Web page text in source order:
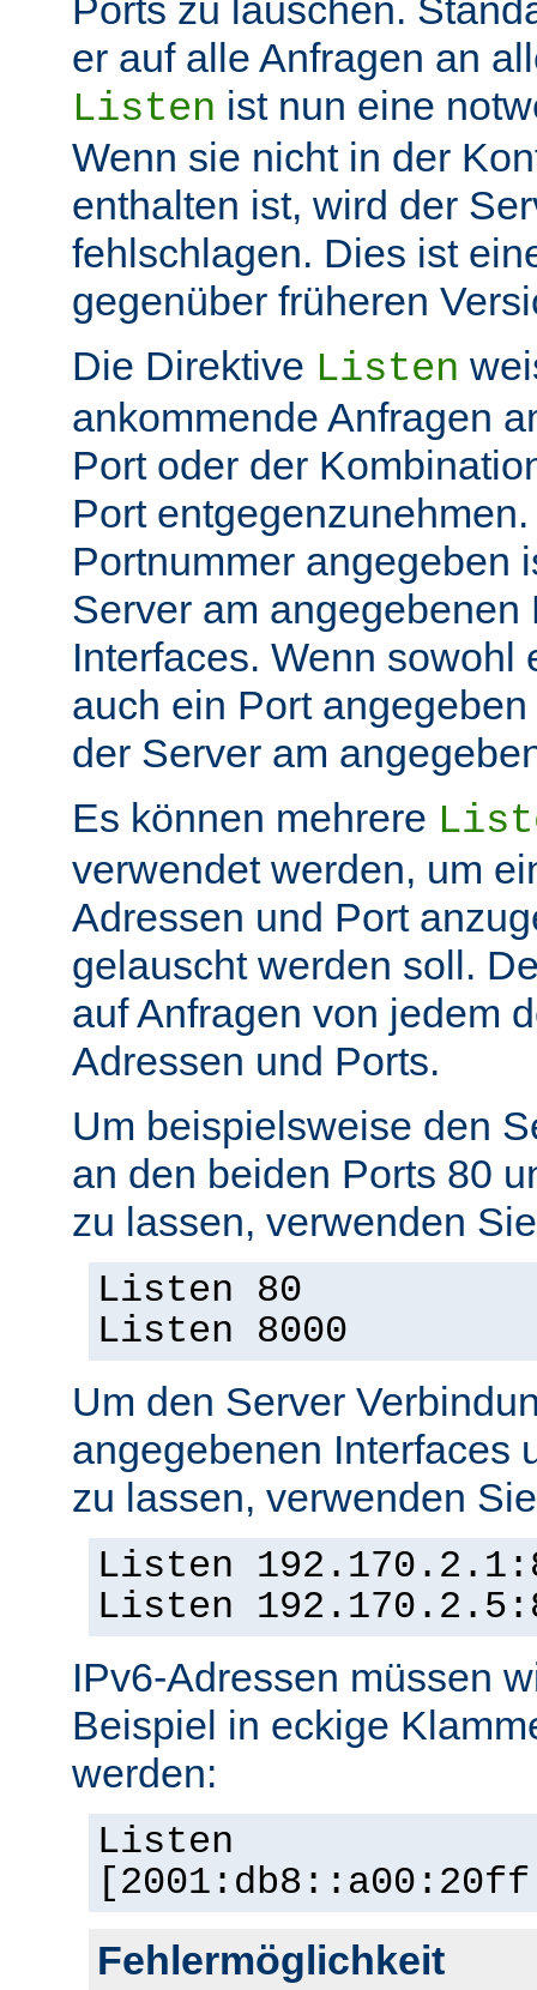
Ports zu lauschen.
er auf alle Anfragen an
Listen ist nun eine
Wenn sie nicht in der
enthalten ist, wird der
fehlschlagen. Dies ist
gegenüber früheren
Die Direktive Listen
ankommende Anfragen
Port oder der
Port
Portnummer angegeben
Server am angegebenen
Interfaces. Wenn sowohl
auch ein Port
der Server am
Es können mehrere
verwendet werden, um
Adressen und Port
gelauscht werden soll.
auf Anfragen von jedem
Adressen und Ports.
Um beispielsweise den
an den beiden Ports 80
zu lassen, verwenden
Listen 80
Listen 8000
Um den Server
angegebenen Interfaces
zu lassen, verwenden
Listen
Listen
IPv6-Adressen müssen
Beispiel in eckige
werden:
Listen
Fehlermöglichkeit